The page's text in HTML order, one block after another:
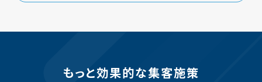
もっと効果的な集客施策